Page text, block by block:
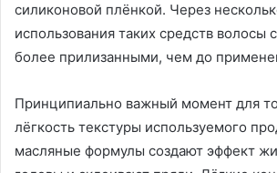
силиконовой плёнкой. Через
использования таких средств волосы
более прилизанными, чем до
Принципиально важный момент для
лёгкость текстуры используемого
масляные формулы создают эффект